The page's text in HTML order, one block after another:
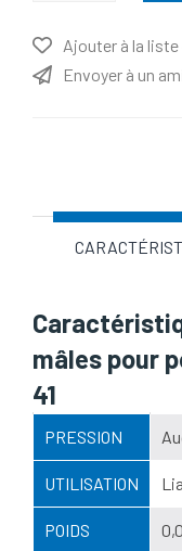
Ajouter à la
Envoyer à un
mâles pour
41
PRESSION
UTILISATION
POIDS